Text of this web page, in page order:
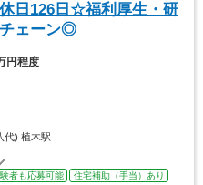
日126日☆福利厚生・研
ェーン◎
円程度
代) 植木駅
者も応募可能
住宅補助（手当）あり